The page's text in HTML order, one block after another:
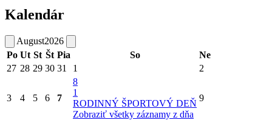
Kalendár
August2026
Po Ut St Št Pia So
Ne
27 28 29 30 31 1 2
3 4 5 6 7
8
1
RODINNÝ ŠPORTOVÝ DEŇ
Zobraziť všetky záznamy z dňa
9